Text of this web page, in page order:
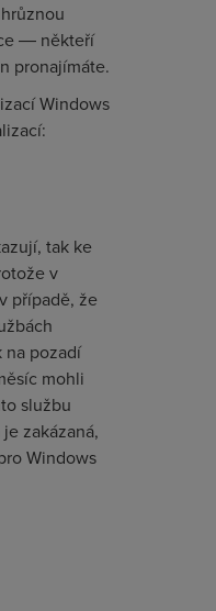
― někteří
pronajímáte.
Windows
tak ke
v
případě, že
na pozadí
mohli
službu
zakázaná,
Windows